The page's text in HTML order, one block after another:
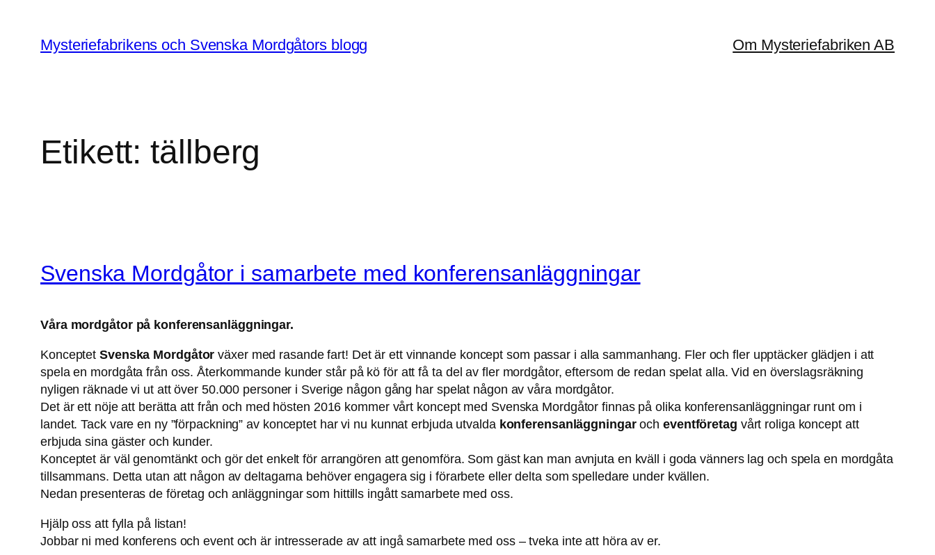
innehåll
Mysteriefabrikens och Svenska Mordgåtors blogg Om Mysteriefabriken AB
Etikett:tällberg
Svenska Mordgåtor i samarbete med konferensanläggningar
Våra mordgåtor på konferensanläggningar.
Konceptet Svenska Mordgåtor växer med rasande fart! Det är ett vinnande koncept som passar i alla sammanhang. Fler och fler upptäcker glädjen i att
spela en mordgåta från oss. Återkommande kunder står på kö för att få ta del av fler mordgåtor, eftersom de redan spelat alla. Vid en överslagsräkning
nyligen räknade vi ut att över 50.000 personer i Sverige någon gång har spelat någon av våra mordgåtor.
Det är ett nöje att berätta att från och med hösten 2016 kommer vårt koncept med Svenska Mordgåtor finnas på olika konferensanläggningar runt om i
landet. Tack vare en ny ”förpackning” av konceptet har vi nu kunnat erbjuda utvalda konferensanläggningarocheventföretag vårt roliga koncept att
erbjuda sina gäster och kunder.
Konceptet är väl genomtänkt och gör det enkelt för arrangören att genomföra. Som gäst kan man avnjuta en kväll i goda vänners lag och spela en mordgåta
tillsammans. Detta utan att någon av deltagarna behöver engagera sig i förarbete eller delta som spelledare under kvällen.
Nedan presenteras de företag och anläggningar som hittills ingått samarbete med oss.
Hjälp oss att fylla på listan!
Jobbar ni med konferens och event och är intresserade av att ingå samarbete med oss – tveka inte att höra av er.